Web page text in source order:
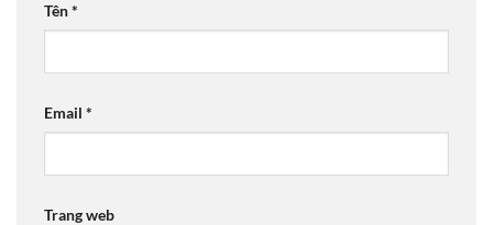
Tên*
Email *
Trang web